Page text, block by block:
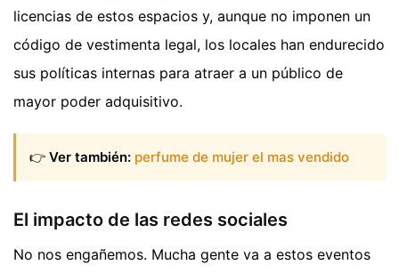
licencias de estos espacios y, aunque no imponen un
código de vestimenta legal, los locales han endurecido
sus políticas internas para atraer a un público de
mayor poder adquisitivo.
👉 Ver también: perfume de mujer el mas vendido
El impacto de las redes sociales
No nos engañemos. Mucha gente va a estos eventos